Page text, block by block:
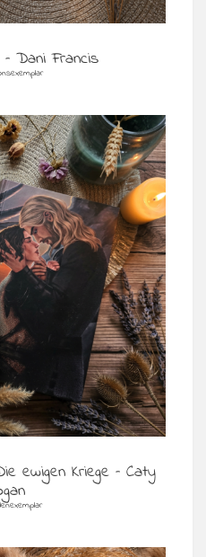
Dani Francis
ewigen Kriege – Caty